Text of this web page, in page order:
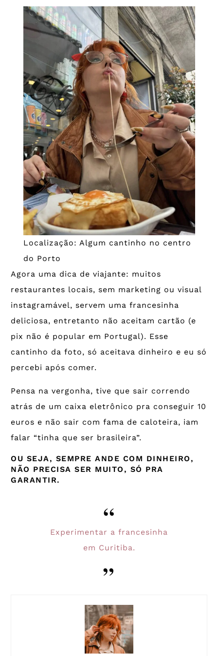
Localização: Algum cantinho no centro
do Porto
Agora uma dica de viajante: muitos
restaurantes locais, sem marketing ou visual
instagramável, servem uma francesinha
deliciosa, entretanto não aceitam cartão (e
pix não é popular em Portugal). Esse
cantinho da foto, só aceitava dinheiro e eu só
percebi após comer.
Pensa na vergonha, tive que sair correndo
atrás de um caixa eletrônico pra conseguir 10
euros e não sair com fama de caloteira, iam
falar “tinha que ser brasileira”.
OU SEJA, SEMPRE ANDE COM DINHEIRO,
NÃO PRECISA SER MUITO, SÓ PRA
GARANTIR.
Experimentar a francesinha
em Curitiba.